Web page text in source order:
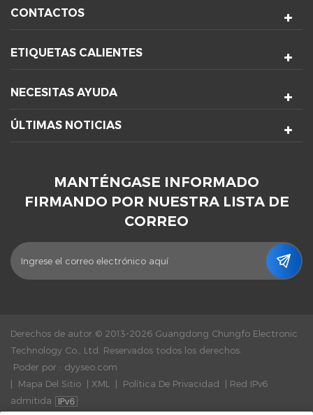
CONTACTOS
ETIQUETAS CALIENTES
NECESITAS AYUDA
ÚLTIMAS NOTICIAS
MANTÉNGASE INFORMADO
FIRMANDO POR NUESTRA LISTA DE
CORREO
Derechos de autor © 2013-2026 Guangdong Chungfo Electronic
Technology Co., Ltd. Reservados todos los derechos.
Poder por : dyyseo.com
|
Mapa Del Sitio | XML | Política De Privacidad | Red IPv6
admitida